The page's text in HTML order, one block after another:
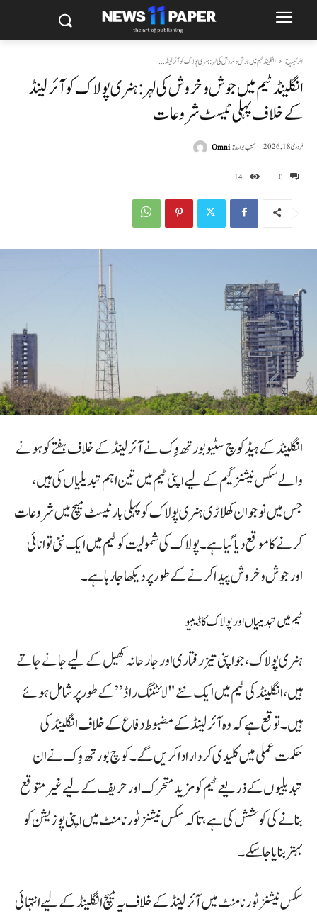
الرئيسية انگلینڈ ٹیم میں جوش و خروش کی لہر: ہنری پولاک کو آئرلینڈ...
انگلینڈ ٹیم میں جوش و خروش کی لہر: ہنری پولاک کو آئرلینڈ
کے خلاف پہلی ٹیسٹ شروعات
0
14
فروری 18, 2026 كتب بواسطةOmni
انگلینڈ کے ہیڈ کوچ سٹیو بورتھ وِک نے آئرلینڈ کے خلاف ہفتے کو ہونے
والے سکس نیشنز گیم کے لیے اپنی ٹیم میں تین اہم تبدیلیاں کی ہیں،
جس میں نوجوان کھلاڑی ہنری پولاک کو پہلی بار ٹیسٹ میچ میں شروعات
کرنے کا موقع دیا گیا ہے۔ پولاک کی شمولیت کو ٹیم میں ایک نئی توانائی
اور جوش و خروش پیدا کرنے کے طور پر دیکھا جا رہا ہے۔
ٹیم میں تبدیلیاں اور پولاک کا ڈیبیو
ہنری پولاک، جو اپنی تیز رفتاری اور جارحانہ کھیل کے لیے جانے جاتے
ہیں، انگلینڈ کی ٹیم میں ایک نئے "لائٹننگ راڈ” کے طور پر شامل ہوئے
ہیں۔ توقع ہے کہ وہ آئرلینڈ کے مضبوط دفاع کے خلاف انگلینڈ کی
حکمت عملی میں کلیدی کردار ادا کریں گے۔ کوچ بورتھ وِک نے ان
تبدیلیوں کے ذریعے ٹیم کو مزید متحرک اور حریف کے لیے غیر متوقع
بنانے کی کوشش کی ہے، تاکہ سکس نیشنز ٹورنامنٹ میں اپنی پوزیشن کو
بہتر بنایا جا سکے۔
سکس نیشنز ٹورنامنٹ میں آئرلینڈ کے خلاف یہ میچ انگلینڈ کے لیے انتہائی